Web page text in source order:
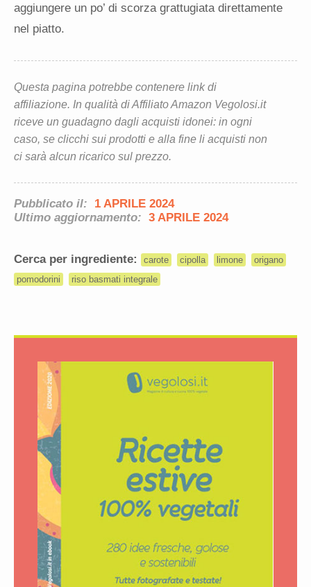
aggiungere un po’ di scorza grattugiata direttamente
nel piatto.
Questa pagina potrebbe contenere link di
affiliazione. In qualità di Affiliato Amazon Vegolosi.it
riceve un guadagno dagli acquisti idonei: in ogni
caso, se clicchi sui prodotti e alla fine li acquisti non
ci sarà alcun ricarico sul prezzo.
Pubblicato il:
1 APRILE 2024
Ultimo aggiornamento: 3 APRILE 2024
Cerca per ingrediente: carote cipolla limone
origano
pomodorini
riso basmati integrale